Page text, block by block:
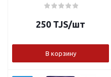
250 TJS/шт
В корзину